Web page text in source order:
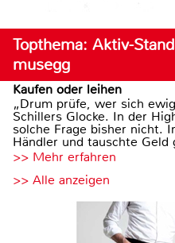
Topthema: Aktiv-
musegg
Kaufen oder leihen
„Drum prüfe, wer sich
Schillers Glocke. In der
solche Frage bisher nicht.
Händler und tauschte Geld
>> Mehr erfahren
>> Alle anzeigen